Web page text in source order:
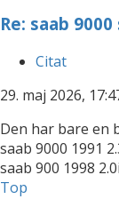
Re: saab
Citat
29. maj 2026,
Den har bare en
saab 9000 1991
saab 900 1998
Top